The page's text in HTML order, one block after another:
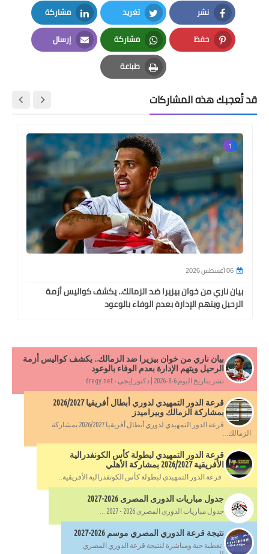
نشر
Facebook
تغريد
Twitter
مشاركة
LinkedIn
حفظ
Pinterest
مشاركة
Whatsapp
إرسال
Email
طباعة
Print
قد تُعجبك هذه المشاركات
1
06 أغسطس 2026
بيان ناري من خوان بيزيرا ضد الزمالك.. يكشف كواليس أزمة
الرحيل ويتهم الإدارة بعدم الوفاء بالوعود
بيان ناري من خوان بيزيرا ضد الزمالك.. يكشف كواليس أزمة
الرحيل ويتهم الإدارة بعدم الوفاء بالوعود
نشر بتاريخ اليوم 6-8-2026 | دكتور إيجي - dregy.net ...
قرعة الدور التمهيدي لدوري أبطال أفريقيا 2026/2027
بمشاركة الزمالك وبيراميدز
قرعة الدور التمهيدي لدوري أبطال أفريقيا 2026/2027 بمشاركة
الزمالك...
قرعة الدور التمهيدي لبطولة كأس الكونفدرالية
الأفريقية 2026/2027 بمشاركة الأهلي
قرعة الدور التمهيدي لبطولة كأس الكونفدرالية الأفريقية...
جدول مباريات الدورى المصرى 2026-2027
جدول مباريات الدورى المصرى 2026 - 2027 ...
نتيجة قرعة الدوري المصري موسم 2026-2027
تغطية حية ومباشرة لنتيجة قرعة الدوري المصري